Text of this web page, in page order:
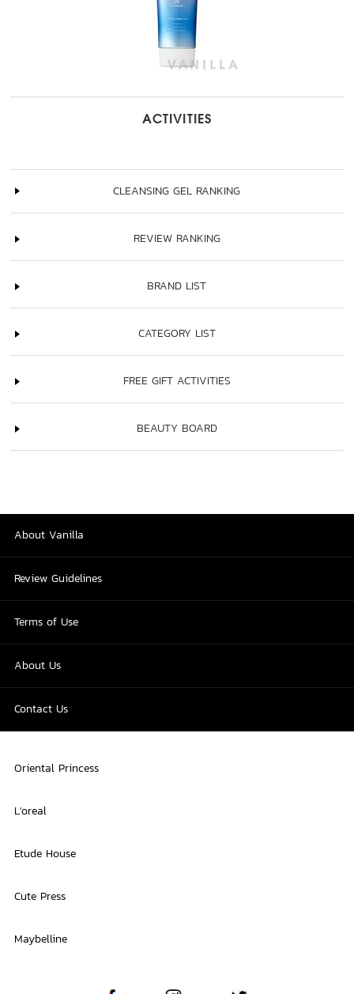
ACTIVITIES
CLEANSING GEL RANKING
REVIEW RANKING
BRAND LIST
CATEGORY LIST
FREE GIFT ACTIVITIES
BEAUTY BOARD
About Vanilla
Review Guidelines
Terms of Use
About Us
Contact Us
Oriental Princess
L'oreal
Etude House
Cute Press
Maybelline